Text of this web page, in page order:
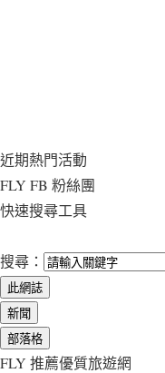
近期熱門活動
FLY FB 粉絲團
快速搜尋工具
搜尋：
FLY 推薦優質旅遊網